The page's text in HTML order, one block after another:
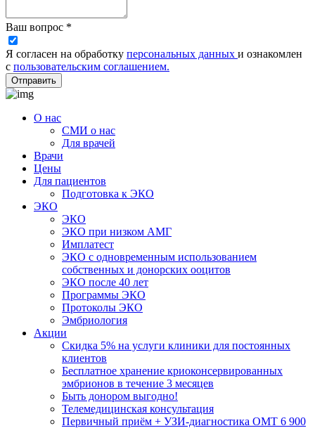
Ваш вопрос *
Я согласен на обработку персональных данных и ознакомлен
с пользовательским соглашением.
Отправить
О нас
СМИ о нас
Для врачей
Врачи
Цены
Для пациентов
Подготовка к ЭКО
ЭКО
ЭКО
ЭКО при низком АМГ
Имплатест
ЭКО с одновременным использованием
собственных и донорских ооцитов
ЭКО после 40 лет
Программы ЭКО
Протоколы ЭКО
Эмбриология
Акции
Скидка 5% на услуги клиники для постоянных
клиентов
Бесплатное хранение криоконсервированных
эмбрионов в течение 3 месяцев
Быть донором выгодно!
Телемедицинская консультация
Первичный приём + УЗИ-диагностика ОМТ 6 900